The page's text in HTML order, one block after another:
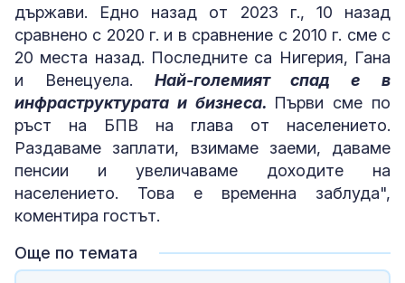
държави. Едно назад от 2023 г., 10 назад
сравнено с 2020 г. и в сравнение с 2010 г. сме с
20 места назад. Последните са Нигерия, Гана
и Венецуела. Най-големият спад е в
инфраструктурата и бизнеса. Първи сме по
ръст на БПВ на глава от населението.
Раздаваме заплати, взимаме заеми, даваме
пенсии и увеличаваме доходите на
населението. Това е временна заблуда",
коментира гостът.
Още по темата